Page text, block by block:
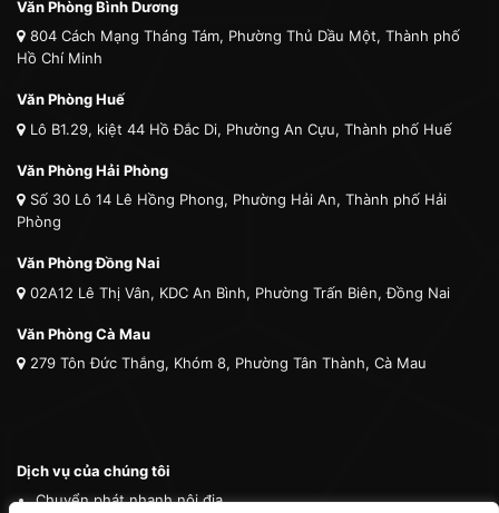
Văn Phòng Bình Dương
804 Cách Mạng Tháng Tám, Phường Thủ Dầu Một, Thành phố
Hồ Chí Minh
Văn Phòng Huế
Lô B1.29, kiệt 44 Hồ Đắc Di, Phường An Cựu, Thành phố Huế
Văn Phòng Hải Phòng
Số 30 Lô 14 Lê Hồng Phong, Phường Hải An, Thành phố Hải
Phòng
Văn Phòng Đồng Nai
02A12 Lê Thị Vân, KDC An Bình, Phường Trấn Biên, Đồng Nai
Văn Phòng Cà Mau
279 Tôn Đức Thắng, Khóm 8, Phường Tân Thành, Cà Mau
Dịch vụ của chúng tôi
Chuyển phát nhanh nội địa